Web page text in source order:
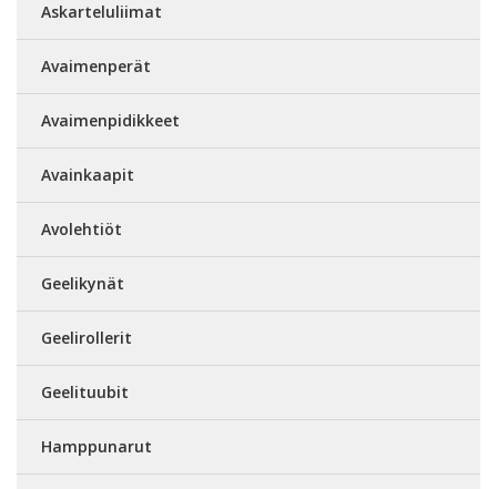
Askarteluliimat
Avaimenperät
Avaimenpidikkeet
Avainkaapit
Avolehtiöt
Geelikynät
Geelirollerit
Geelituubit
Hamppunarut